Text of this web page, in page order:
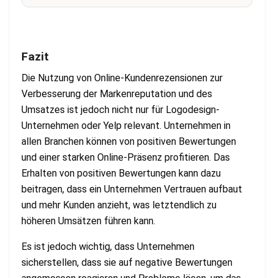
Fazit
Die Nutzung von Online-Kundenrezensionen zur
Verbesserung der Markenreputation und des
Umsatzes ist jedoch nicht nur für Logodesign-
Unternehmen oder Yelp relevant. Unternehmen in
allen Branchen können von positiven Bewertungen
und einer starken Online-Präsenz profitieren. Das
Erhalten von positiven Bewertungen kann dazu
beitragen, dass ein Unternehmen Vertrauen aufbaut
und mehr Kunden anzieht, was letztendlich zu
höheren Umsätzen führen kann.
Es ist jedoch wichtig, dass Unternehmen
sicherstellen, dass sie auf negative Bewertungen